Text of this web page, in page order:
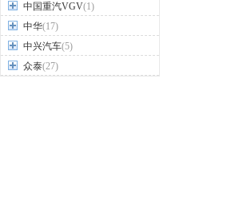
中国重汽VGV(1)
中华(17)
中兴汽车(5)
众泰(27)